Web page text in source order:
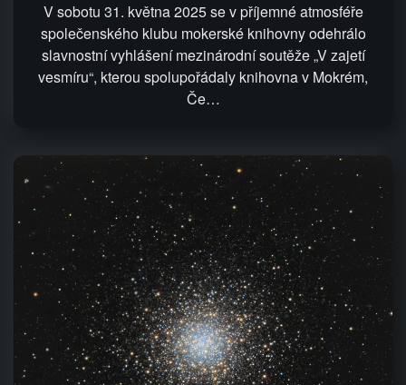
V sobotu 31. května 2025 se v příjemné atmosféře
společenského klubu mokerské knihovny odehrálo
slavnostní vyhlášení mezinárodní soutěže „V zajetí
vesmíru“, kterou spolupořádaly knihovna v Mokrém,
Če…